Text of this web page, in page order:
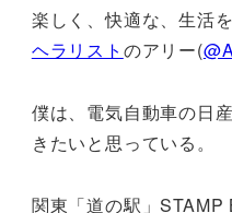
楽しく、快適な、生活を
ヘラリスト のアリー(
僕は、電気自動車の日
きたいと思っている。
関東「道の駅」